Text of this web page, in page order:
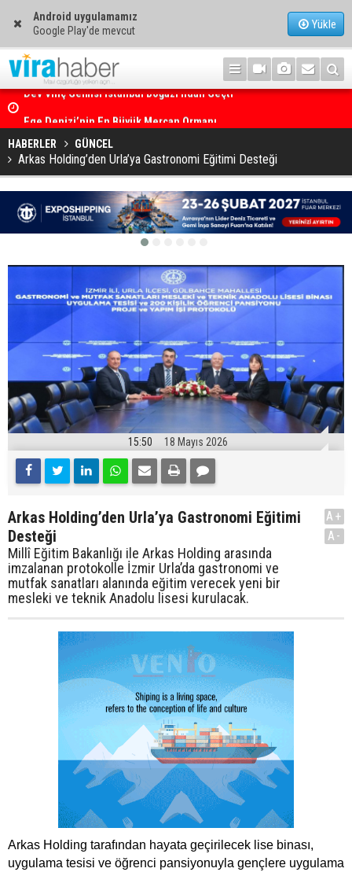
Android uygulamamız
Google Play'de mevcut
Yükle
HABERLER GÜNCEL
Arkas Holding’den Urla’ya Gastronomi Eğitimi Desteği
15:50 18 Mayıs 2026
Arkas Holding’den Urla’ya Gastronomi Eğitimi
Desteği
Millî Eğitim Bakanlığı ile Arkas Holding arasında
imzalanan protokolle İzmir Urla’da gastronomi ve
mutfak sanatları alanında eğitim verecek yeni bir
mesleki ve teknik Anadolu lisesi kurulacak.
A+
A-
Arkas Holding tarafından hayata geçirilecek lise binası,
uygulama tesisi ve öğrenci pansiyonuyla gençlere uygulama